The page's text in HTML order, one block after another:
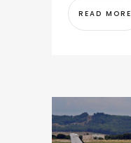
READ MORE